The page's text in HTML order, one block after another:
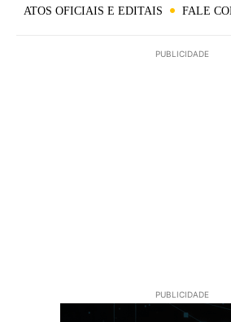
ATOS OFICIAIS E EDITAIS
FALE
PUBLICIDADE
PUBLICIDADE